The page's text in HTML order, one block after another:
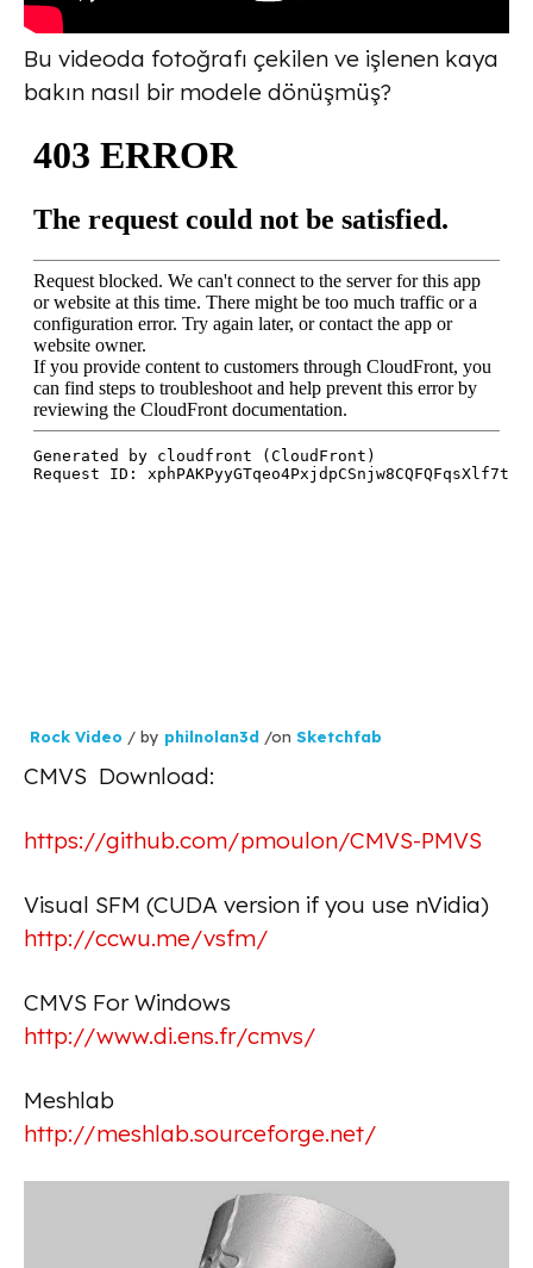
Bu videoda fotoğrafı çekilen ve işlenen kaya
bakın nasıl bir modele dönüşmüş?
Rock Video / by philnolan3d /on Sketchfab
CMVS Download:
https://github.com/pmoulon/CMVS-PMVS
Visual SFM (CUDA version if you use nVidia)
http://ccwu.me/vsfm/
CMVS For Windows
http://www.di.ens.fr/cmvs/
Meshlab
http://meshlab.sourceforge.net/